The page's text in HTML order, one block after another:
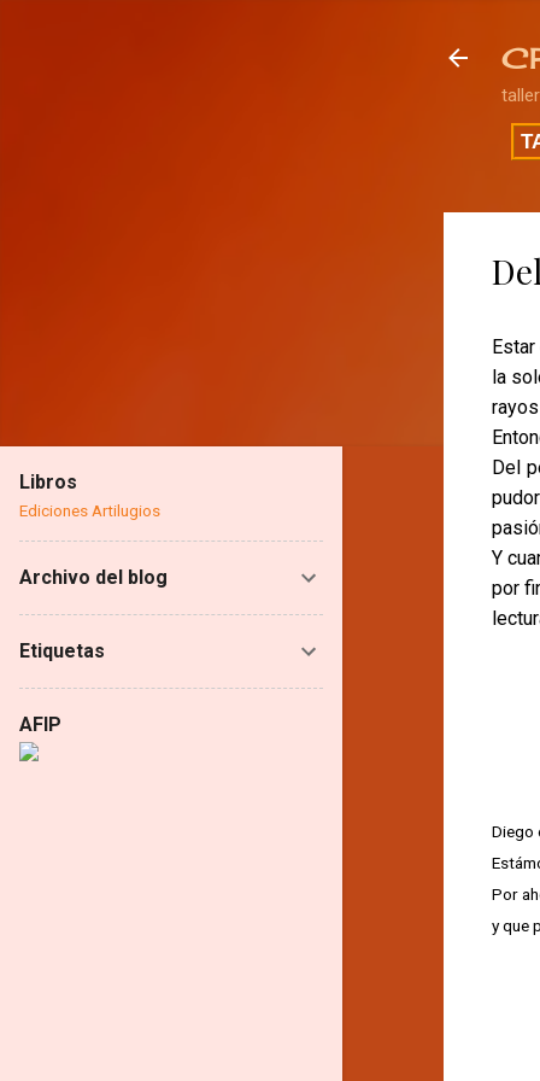
la
Del
Y
por
Diego
Por
y que
Libros
Ediciones Artilugios
Archivo del blog
Etiquetas
AFIP